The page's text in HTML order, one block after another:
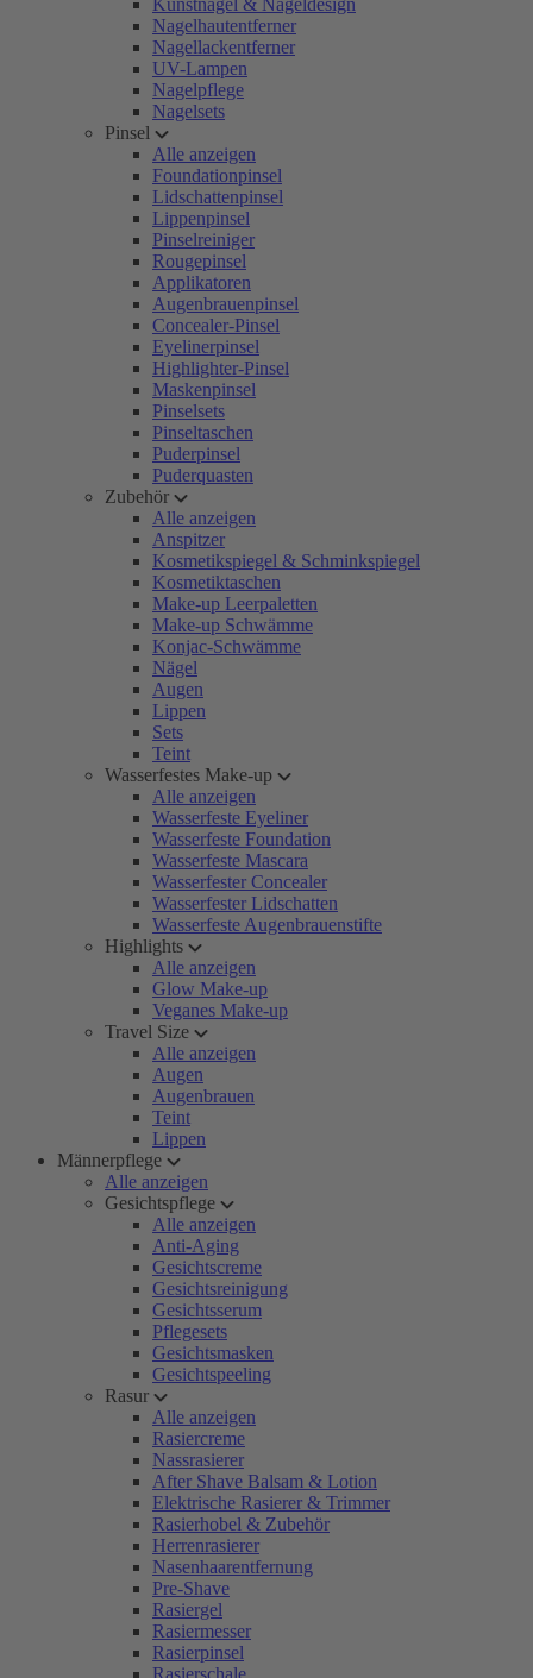
Kunstnägel & Nageldesign
Nagelhautentferner
Nagellackentferner
UV-Lampen
Nagelpflege
Nagelsets
Pinsel
Alle anzeigen
Foundationpinsel
Lidschattenpinsel
Lippenpinsel
Pinselreiniger
Rougepinsel
Applikatoren
Augenbrauenpinsel
Concealer-Pinsel
Eyelinerpinsel
Highlighter-Pinsel
Maskenpinsel
Pinselsets
Pinseltaschen
Puderpinsel
Puderquasten
Zubehör
Alle anzeigen
Anspitzer
Kosmetikspiegel & Schminkspiegel
Kosmetiktaschen
Make-up Leerpaletten
Make-up Schwämme
Konjac-Schwämme
Nägel
Augen
Lippen
Sets
Teint
Wasserfestes Make-up
Alle anzeigen
Wasserfeste Eyeliner
Wasserfeste Foundation
Wasserfeste Mascara
Wasserfester Concealer
Wasserfester Lidschatten
Wasserfeste Augenbrauenstifte
Highlights
Alle anzeigen
Glow Make-up
Veganes Make-up
Travel Size
Alle anzeigen
Augen
Augenbrauen
Teint
Lippen
Männerpflege
Alle anzeigen
Gesichtspflege
Alle anzeigen
Anti-Aging
Gesichtscreme
Gesichtsreinigung
Gesichtsserum
Pflegesets
Gesichtsmasken
Gesichtspeeling
Rasur
Alle anzeigen
Rasiercreme
Nassrasierer
After Shave Balsam & Lotion
Elektrische Rasierer & Trimmer
Rasierhobel & Zubehör
Herrenrasierer
Nasenhaarentfernung
Pre-Shave
Rasiergel
Rasiermesser
Rasierpinsel
Rasierschale